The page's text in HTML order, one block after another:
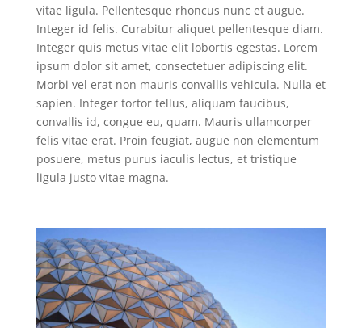
vitae ligula. Pellentesque rhoncus nunc et augue.
Integer id felis. Curabitur aliquet pellentesque diam.
Integer quis metus vitae elit lobortis egestas. Lorem
ipsum dolor sit amet, consectetuer adipiscing elit.
Morbi vel erat non mauris convallis vehicula. Nulla et
sapien. Integer tortor tellus, aliquam faucibus,
convallis id, congue eu, quam. Mauris ullamcorper
felis vitae erat. Proin feugiat, augue non elementum
posuere, metus purus iaculis lectus, et tristique
ligula justo vitae magna.